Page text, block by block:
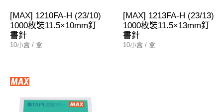
[MAX] 1210FA-H (23/10)
1000枚裝11.5×10mm釘
書針
10小盒 / 盒
[MAX] 1213FA-H (23/13)
1000枚裝11.5×13mm釘
書針
10小盒 / 盒